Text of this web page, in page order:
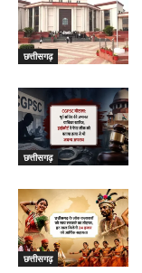
छत्तीसगढ़
छत्तीसगढ़
छत्तीसगढ़